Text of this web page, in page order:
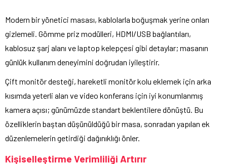
Modern bir yönetici masası, kablolarla boğuşmak yerine onları
gizlemeli. Gömme priz modülleri, HDMI/USB bağlantıları,
kablosuz şarj alanı ve laptop kelepçesi gibi detaylar; masanın
günlük kullanım deneyimini doğrudan iyileştirir.
Çift monitör desteği, hareketli monitör kolu eklemek için arka
kısımda yeterli alan ve video konferans için iyi konumlanmış
kamera açısı; günümüzde standart beklentilere dönüştü. Bu
özelliklerin baştan düşünüldüğü bir masa, sonradan yapılan ek
düzenlemelerin getirdiği dağınıklığı önler.
Kişiselleştirme Verimliliği Artırır